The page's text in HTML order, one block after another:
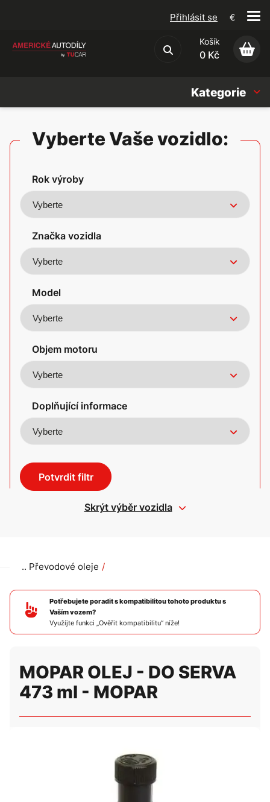
Obchodní podmínky
Přihlásit se €
Košík
0 Kč
Kategorie
Americké vozy
Vyberte Vaše vozidlo:
Rok výroby
Značka vozidla
Model
Objem motoru
Doplňující informace
Potvrdit filtr
Skrýt výběr vozidla
Převodové oleje
Potřebujete poradit s kompatibilitou tohoto produktu s
Vaším vozem?
Využíjte funkci „Ověřit kompatibilitu“ níže!
MOPAR OLEJ - DO SERVA
473 ml - MOPAR